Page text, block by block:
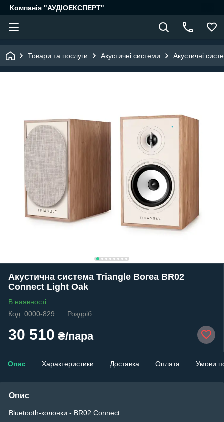
Компанія "АУДІОЕКСПЕРТ"
Товари та послуги Акустичні системи Акустичні
Акустична система Triangle Borea BR02
Connect Light Oak
В наявності
Код: 0000-829
Роздріб
30 510 ₴/пара
Опис Характеристики Доставка Оплата Умови
Опис
Bluetooth-колонки - BR02 Connect